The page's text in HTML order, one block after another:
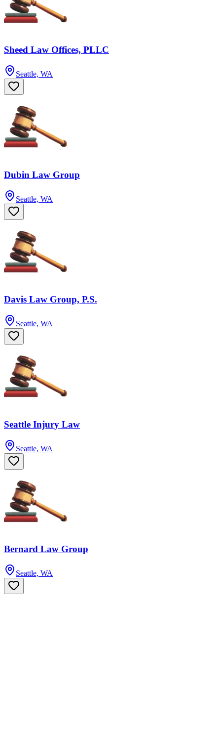
Sheed Law Offices, PLLC
Seattle, WA
Dubin Law Group
Seattle, WA
Davis Law Group, P.S.
Seattle, WA
Seattle Injury Law
Seattle, WA
Bernard Law Group
Seattle, WA